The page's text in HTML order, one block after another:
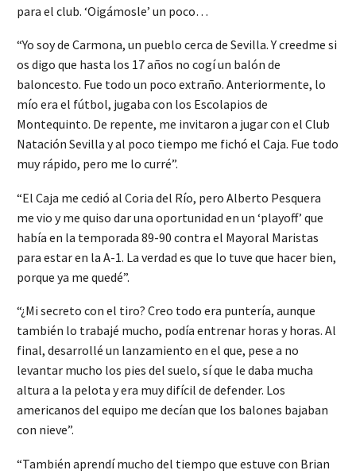
para el club. ‘Oigámosle’ un poco…
“Yo soy de Carmona, un pueblo cerca de Sevilla. Y creedme si
os digo que hasta los 17 años no cogí un balón de
baloncesto. Fue todo un poco extraño. Anteriormente, lo
mío era el fútbol, jugaba con los Escolapios de
Montequinto. De repente, me invitaron a jugar con el Club
Natación Sevilla y al poco tiempo me fichó el Caja. Fue todo
muy rápido, pero me lo curré”.
“El Caja me cedió al Coria del Río, pero Alberto Pesquera
me vio y me quiso dar una oportunidad en un ‘playoff’ que
había en la temporada 89-90 contra el Mayoral Maristas
para estar en la A-1. La verdad es que lo tuve que hacer bien,
porque ya me quedé”.
“¿Mi secreto con el tiro? Creo todo era puntería, aunque
también lo trabajé mucho, podía entrenar horas y horas. Al
final, desarrollé un lanzamiento en el que, pese a no
levantar mucho los pies del suelo, sí que le daba mucha
altura a la pelota y era muy difícil de defender. Los
americanos del equipo me decían que los balones bajaban
con nieve”.
“También aprendí mucho del tiempo que estuve con Brian